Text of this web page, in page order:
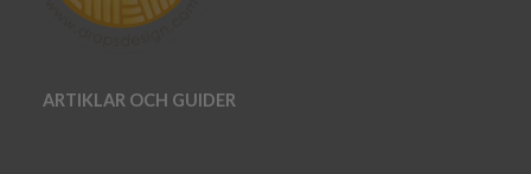
ARTIKLAR OCH GUIDER